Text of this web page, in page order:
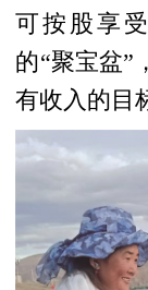
可按股享
的“聚宝盆”
有收入的目